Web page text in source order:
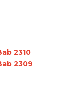
2310
2309